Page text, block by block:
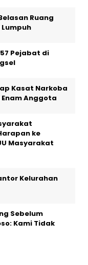
Ruang
Pejabat di
Kasat Narkoba
Anggota
ke
Masyarakat
Kelurahan
Sebelum
Kami Tidak